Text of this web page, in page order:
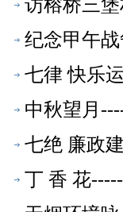
访榕桥三
纪念甲午
七律 快乐
中秋望月
七绝 廉政
丁 香 花